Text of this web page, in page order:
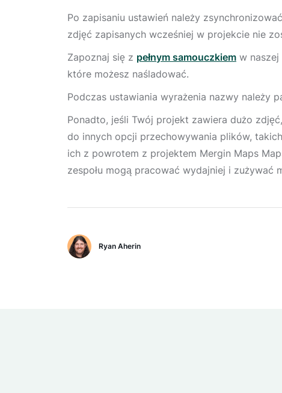
Po zapisaniu ustawień należy
zdjęć zapisanych wcześniej w projekcie nie
Zapoznaj się z pełnym samouczkiem w
które możesz naśladować.
Podczas ustawiania wyrażenia nazwy należy
Ponadto, jeśli Twój projekt zawiera dużo
do innych opcji przechowywania plików,
ich z powrotem z projektem Mergin Maps
zespołu mogą pracować wydajniej i zużywać
Ryan Aherin